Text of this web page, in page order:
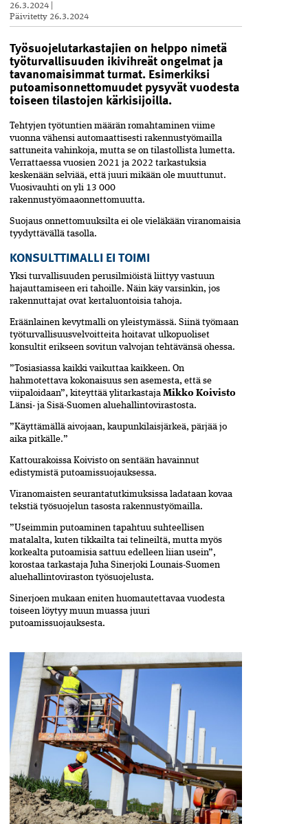
26.3.2024
Päivitetty 26.3.2024
Työsuojelutarkastajien on helppo nimetä
työturvallisuuden ikivihreät ongelmat ja
tavanomaisimmat turmat. Esimerkiksi
putoamisonnettomuudet pysyvät vuodesta
toiseen tilastojen kärkisijoilla.
Tehtyjen työtuntien määrän romahtaminen viime
vuonna vähensi automaattisesti rakennustyömailla
sattuneita vahinkoja, mutta se on tilastollista lumetta.
Verrattaessa vuosien 2021 ja 2022 tarkastuksia
keskenään selviää, että juuri mikään ole muuttunut.
Vuosivauhti on yli 13 000
rakennustyömaaonnettomuutta.
Suojaus onnettomuuksilta ei ole vieläkään viranomaisia
tyydyttävällä tasolla.
KONSULTTIMALLI EI TOIMI
Yksi turvallisuuden perusilmiöistä liittyy vastuun
hajauttamiseen eri tahoille. Näin käy varsinkin, jos
rakennuttajat ovat kertaluontoisia tahoja.
Eräänlainen kevytmalli on yleistymässä. Siinä työmaan
työturvallisuusvelvoitteita hoitavat ulkopuoliset
konsultit erikseen sovitun valvojan tehtävänsä ohessa.
”Tosiasiassa kaikki vaikuttaa kaikkeen. On
hahmotettava kokonaisuus sen asemesta, että se
viipaloidaan”, kiteyttää ylitarkastaja Mikko Koivisto
Länsi- ja Sisä-Suomen aluehallintovirastosta.
”Käyttämällä aivojaan, kaupunkilaisjärkeä, pärjää jo
aika pitkälle.”
Kattourakoissa Koivisto on sentään havainnut
edistymistä putoamissuojauksessa.
Viranomaisten seurantatutkimuksissa ladataan kovaa
tekstiä työsuojelun tasosta rakennustyömailla.
”Useimmin putoaminen tapahtuu suhteellisen
matalalta, kuten tikkailta tai telineiltä, mutta myös
korkealta putoamisia sattuu edelleen liian usein”,
korostaa tarkastaja Juha Sinerjoki Lounais-Suomen
aluehallintoviraston työsuojelusta.
Sinerjoen mukaan eniten huomautettavaa vuodesta
toiseen löytyy muun muassa juuri
putoamissuojauksesta.